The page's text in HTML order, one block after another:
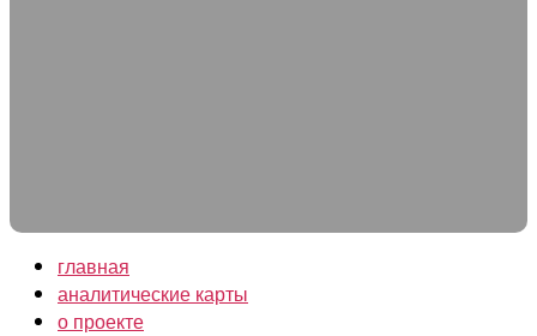
главная
аналитические карты
о проекте